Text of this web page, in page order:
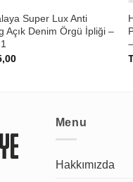
Super Lux Anti
Açık Denim Örgü İpliği –
Menu
Hakkımızda